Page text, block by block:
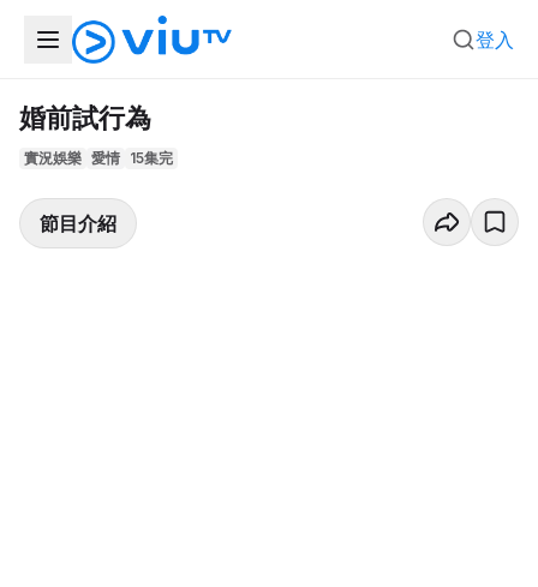
登入
婚前試行為
實況娛樂 愛情 15集完
節目介紹